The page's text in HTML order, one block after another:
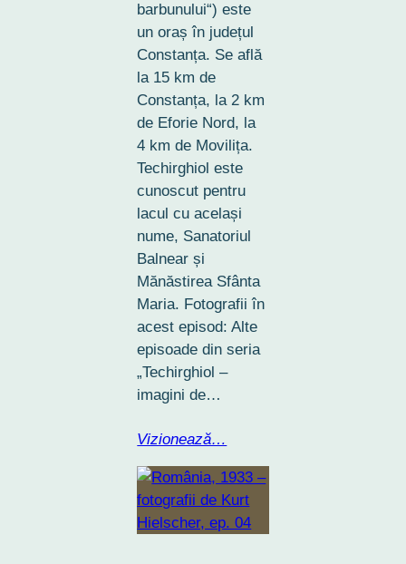
barbunului“) este
un oraș în județul
Constanța. Se află
la 15 km de
Constanța, la 2 km
de Eforie Nord, la
4 km de Movilița.
Techirghiol este
cunoscut pentru
lacul cu același
nume, Sanatoriul
Balnear și
Mănăstirea Sfânta
Maria. Fotografii în
acest episod: Alte
episoade din seria
„Techirghiol –
imagini de…
Vizionează…